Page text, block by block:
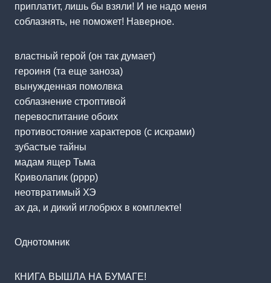
приплатит, лишь бы взяли! И не надо меня
соблазнять, не поможет! Наверное.
властный герой (он так думает)
героиня (та еще заноза)
вынужденная помолвка
соблазнение строптивой
перевоспитание обоих
противостояние характеров (с искрами)
зубастые тайны
мадам ящер Тьма
Криволапик (рррр)
неотвратимый ХЭ
ах да, и дикий иглобрюх в комплекте!
Однотомник
КНИГА ВЫШЛА НА БУМАГЕ!